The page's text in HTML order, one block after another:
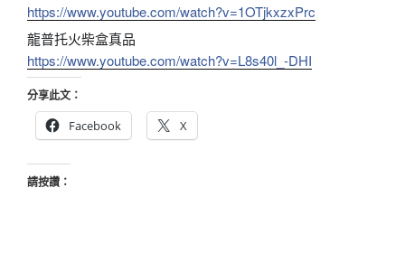
https://www.youtube.com/watch?v=1OTjkxzxPrc
龍普托火柴盒真品
https://www.youtube.com/watch?v=L8s40l_-DHI
分享此文：
Facebook
X
請按讚：